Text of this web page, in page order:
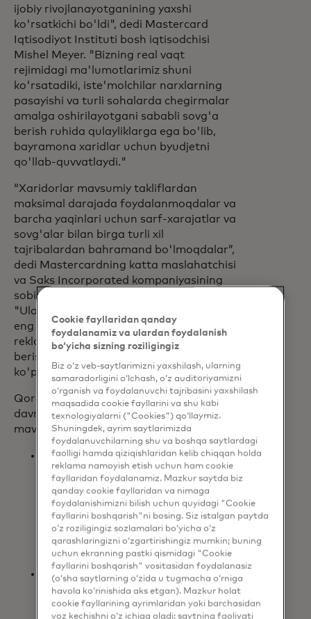
ijobiy rivojlanayotganining yaxshi
ko'rsatkichi bo'ldi", dedi Mastercard
Iqtisodiyot Instituti bosh iqtisodchisi
Mishel Meyer. "Bizning real vaqt
rejimidagi ma'lumotlarimiz shuni
ko'rsatadiki, iste'molchilar narxlarning
pasayishi va turli sohalarda chegirmalar
amalga oshirilayotgani sababli sovg'a
berish ruhida qulayliklarga ega bo'lib,
bayramona xaridlar uchun byudjetni
qo'llab-quvvatlaydi."
“Xaridorlar mavsumiy takliflardan
maksimal darajada foydalanmoqdalar va
barcha yaqinlari uchun sarf-xarajatlar va
sovg'alar bilan birga turli xil
tajribalardan bahramand bo'lmoqdalar”,
dedi Mastercardning katta maslahatchisi
va Saks Incorporated kompaniyasining
sobiq bosh direktori va raisi Stiv Sadove.
"Ular xarid qilishda strategikroq bo'lib,
eng katta qiymatga ega deb hisoblagan
reklama aktsiyalariga ustuvor ahamiyat
berishadi - hamyonlarini ochishadi, lekin
ko'proq maqsadli tarqatish bilan."
Qora juma kuni tugaydigan ikki haftalik
davrga nazar tashlasak, bir nechta
mavzular ajralib turdi:
Qiymat modada: Chakana
sotuvchilar va iste'molchilar
mavsumni erta boshlashni istagan
bir paytda, Qora Juma kuni e'lon
qilingan chegirmalar va aksiyalar
eng qadrli buyumlaridan tejashni
istagan xaridorlarga yoqdi.
Yangi "mosliklar va tetikliklar":
Kiyim-kechak xarajatlari mavsumni
do'konlarda nisbatan faolroq
Cookie fayllaridan qanday
foydalanamiz va ulardan foydalanish
bo‘yicha sizning roziligingiz
Biz o‘z veb-saytlarimizni yaxshilash, ularning
samaradorligini o‘lchash, o‘z auditoriyamizni
o‘rganish va foydalanuvchi tajribasini yaxshilash
maqsadida cookie fayllarini va shu kabi
texnologiyalarni ("Cookies") qo‘llaymiz.
Shuningdek, ayrim saytlarimizda
foydalanuvchilarning shu va boshqa saytlardagi
faolligi hamda qiziqishlaridan kelib chiqqan holda
reklama namoyish etish uchun ham cookie
fayllaridan foydalanamiz. Mazkur saytda biz
qanday cookie fayllaridan va nimaga
foydalanishimizni bilish uchun quyidagi "Cookie
fayllarini boshqarish"ni bosing. Siz istalgan paytda
o‘z roziligingiz sozlamalari bo‘yicha o‘z
qarashlaringizni o‘zgartirishingiz mumkin; buning
uchun ekranning pastki qismidagi "Cookie
fayllarini boshqarish" vositasidan foydalanasiz
(o‘sha saytlarning o‘zida u tugmacha o‘rniga
havola ko‘rinishida aks etgan). Mazkur holat
cookie fayllarining ayrimlaridan yoki barchasidan
voz kechishni o‘z ichiga oladi; saytning faoliyati